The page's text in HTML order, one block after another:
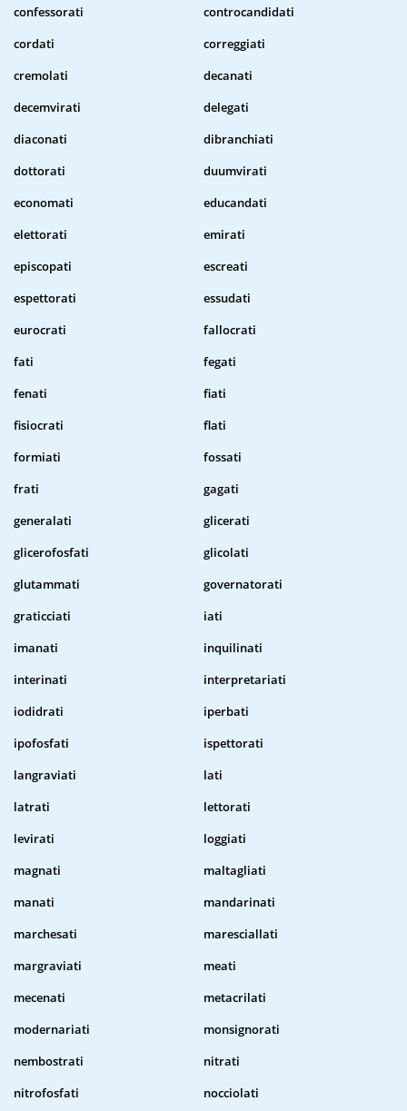
confessorati
controcandidati
cordati
correggiati
cremolati
decanati
decemvirati
delegati
diaconati
dibranchiati
dottorati
duumvirati
economati
educandati
elettorati
emirati
episcopati
escreati
espettorati
essudati
eurocrati
fallocrati
fati
fegati
fenati
fiati
fisiocrati
flati
formiati
fossati
frati
gagati
generalati
glicerati
glicerofosfati
glicolati
glutammati
governatorati
graticciati
iati
imanati
inquilinati
interinati
interpretariati
iodidrati
iperbati
ipofosfati
ispettorati
langraviati
lati
latrati
lettorati
levirati
loggiati
magnati
maltagliati
manati
mandarinati
marchesati
maresciallati
margraviati
meati
mecenati
metacrilati
modernariati
monsignorati
nembostrati
nitrati
nitrofosfati
nocciolati